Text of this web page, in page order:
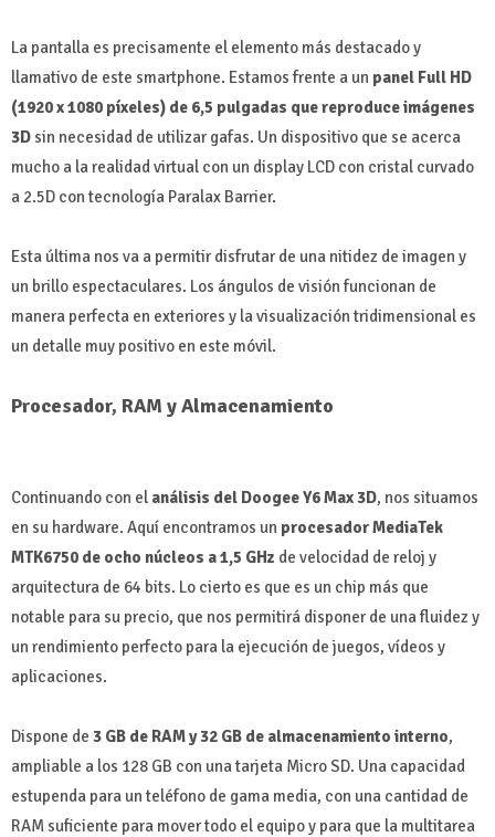
La pantalla es precisamente el elemento más destacado y
llamativo de este smartphone. Estamos frente a un panel Full HD
(1920 x 1080 píxeles) de 6,5 pulgadas que reproduce imágenes
3D sin necesidad de utilizar gafas. Un dispositivo que se acerca
mucho a la realidad virtual con un display LCD con cristal curvado
a 2.5D con tecnología Paralax Barrier.
Esta última nos va a permitir disfrutar de una nitidez de imagen y
un brillo espectaculares. Los ángulos de visión funcionan de
manera perfecta en exteriores y la visualización tridimensional es
un detalle muy positivo en este móvil.
Procesador, RAM y Almacenamiento
Continuando con el análisis del Doogee Y6 Max 3D, nos situamos
en su hardware. Aquí encontramos un procesador MediaTek
MTK6750 de ocho núcleos a 1,5 GHz de velocidad de reloj y
arquitectura de 64 bits. Lo cierto es que es un chip más que
notable para su precio, que nos permitirá disponer de una fluidez y
un rendimiento perfecto para la ejecución de juegos, vídeos y
aplicaciones.
Dispone de 3 GB de RAM y 32 GB de almacenamiento interno,
ampliable a los 128 GB con una tarjeta Micro SD. Una capacidad
estupenda para un teléfono de gama media, con una cantidad de
RAM suficiente para mover todo el equipo y para que la multitarea